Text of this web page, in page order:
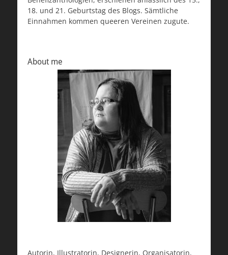
18. und 21. Geburtstag des Blogs. Sämtliche
Einnahmen kommen queeren Vereinen zugute.
About me
Autorin, Illustratorin, Designerin, Organisatorin,